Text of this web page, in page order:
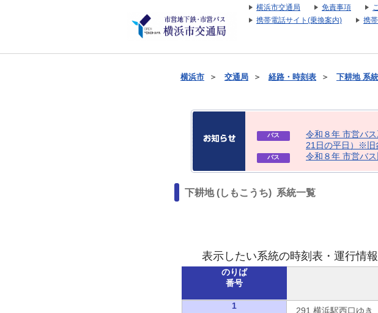
横浜市交通局 免責事項
携帯電話サイト(乗換案内)
携
横浜市 ＞ 交通局 ＞ 経路・時刻表 ＞ 下耕地 系
バス 令和 ８年 市営バス
21 日の平日 ） ※ 旧
バス 令和 ８年 市営バス
下耕地 (しもこうち) 系統一覧
表示したい系統の時刻表・運行情
のりば
番号
1 291 横浜駅西口ゆき